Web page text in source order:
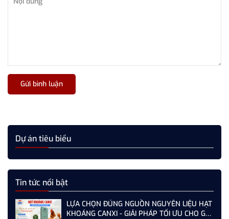
Gửi bình luận
Dự án tiêu biểu
Tin tức nổi bật
LỰA CHỌN ĐÚNG NGUỒN NGUYÊN LIỆU HẠT
KHOÁNG CANXI - GIẢI PHÁP TỐI ƯU CHO GÀ,